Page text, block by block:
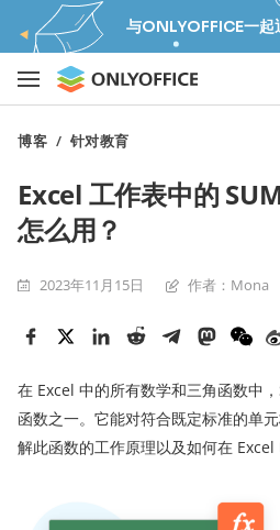
与ONLYOFFICE一起
博客 / 针对教育
Excel 工作表中的
怎么用？
2023年11月15日 作者：Mona
在 Excel 中的所有数学和三角函数中
函数之一。它能对符合既定标准的单
解此函数的工作原理以及如何在 Excel